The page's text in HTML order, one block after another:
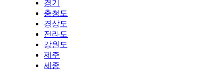
경기
충청도
경상도
전라도
강원도
제주
세종